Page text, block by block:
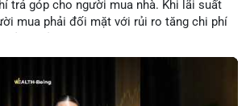
trả góp cho người mua nhà. Khi lãi suất
mua phải đối mặt với rủi ro tăng chi phí
sản phẩm trả góp có tính bảo hiểm,
chính sách tiền tệ để đưa ra quyết định